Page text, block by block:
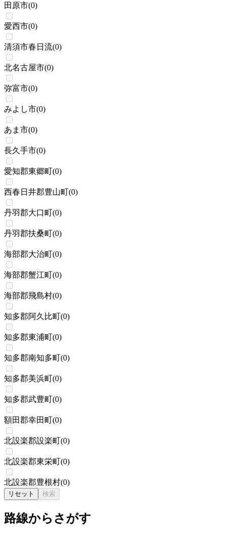
田原市(0)
愛西市(0)
清須市春日流(0)
北名古屋市(0)
弥富市(0)
みよし市(0)
あま市(0)
長久手市(0)
愛知郡東郷町(0)
西春日井郡豊山町(0)
丹羽郡大口町(0)
丹羽郡扶桑町(0)
海部郡大治町(0)
海部郡蟹江町(0)
海部郡飛島村(0)
知多郡阿久比町(0)
知多郡東浦町(0)
知多郡南知多町(0)
知多郡美浜町(0)
知多郡武豊町(0)
額田郡幸田町(0)
北設楽郡設楽町(0)
北設楽郡東栄町(0)
北設楽郡豊根村(0)
リセット 検索
路線からさがす